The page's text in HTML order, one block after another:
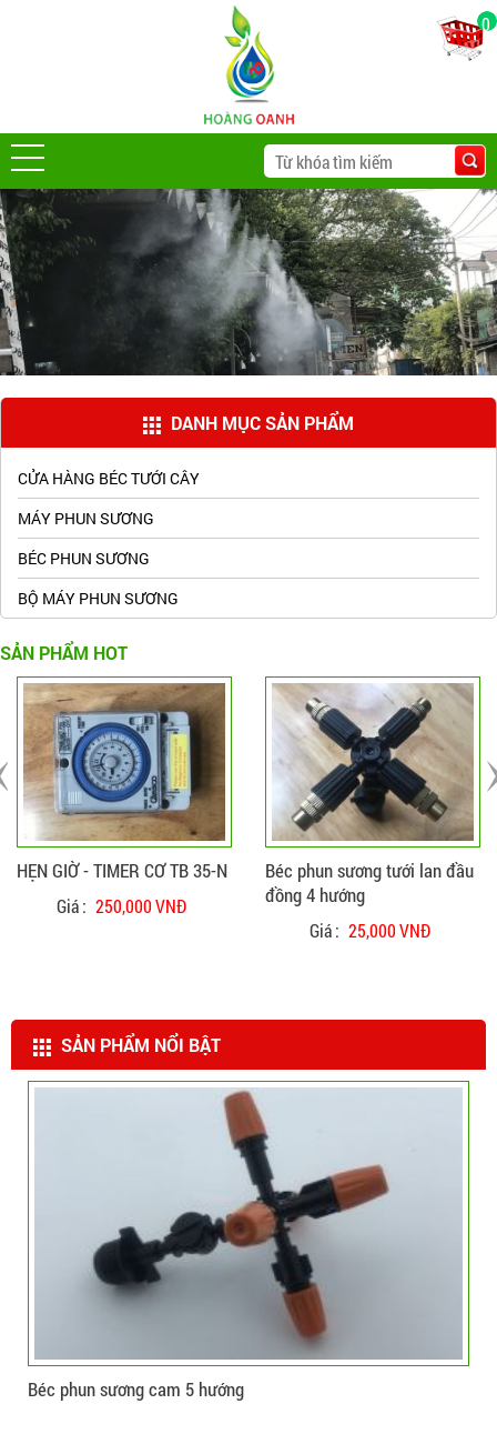
0
DANH MỤC SẢN PHẨM
CỬA HÀNG BÉC TƯỚI CÂY
MÁY PHUN SƯƠNG
BÉC PHUN SƯƠNG
BỘ MÁY PHUN SƯƠNG
SẢN PHẨM HOT
CHI TIẾT
HẸN GIỜ - TIMER CƠ TB 35-N
Giá : 250,000 VNĐ
CHI TIẾT
Béc phun sương tưới lan đầu
đồng 4 hướng
Giá : 25,000 VNĐ
ĐẶT HÀNG ĐẶT HÀNG
SẢN PHẨM NỔI BẬT
CHI TIẾT
Béc phun sương cam 5 hướng
ĐẶT HÀNG